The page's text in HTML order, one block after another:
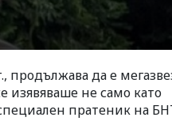
продължава да е
изявяваше не само като
пратеник на